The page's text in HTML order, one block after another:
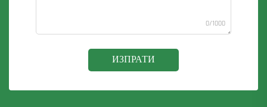
0/1000
ИЗПРАТИ